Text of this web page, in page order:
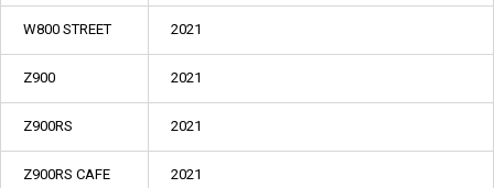
W800 STREET 2021
Z900 2021
Z900RS 2021
Z900RS CAFE 2021